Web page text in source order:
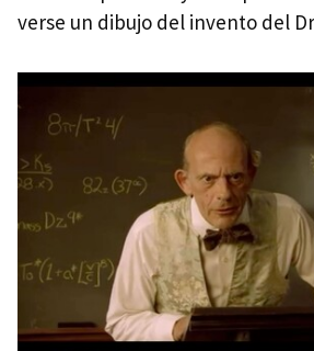
verse un dibujo del invento del